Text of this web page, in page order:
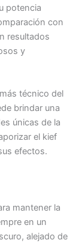
potencia
con
resultados
y
técnico del
brindar una
únicas de la
el kief
efectos.
mantener la
en un
alejado de